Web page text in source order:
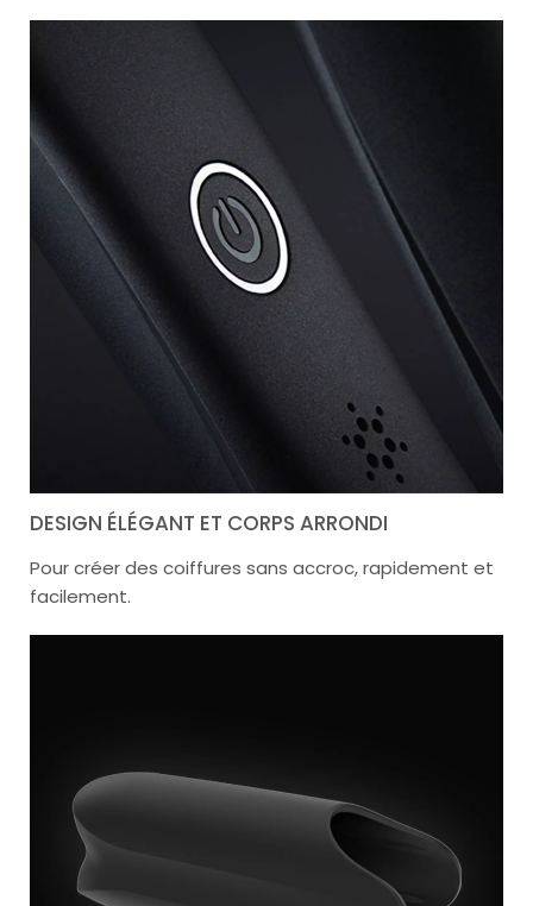
DESIGN ÉLÉGANT ET CORPS ARRONDI
Pour créer des coiffures sans accroc, rapidement et
facilement.